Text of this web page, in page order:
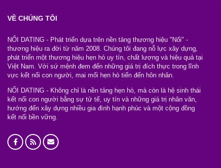
VỀ CHÚNG TÔI
NỐI DATING - Phát triển dựa trên nền tảng thương hiệu "Nối" -
thương hiệu ra đời từ năm 2008. Chúng tôi đang nỗ lực xây dựng,
phát triển một thương hiệu hẹn hò uy tín, chất lượng và hiệu quả tại
Việt Nam. Với sứ mệnh đem đến những giá trị đích thực trong lĩnh
vực kết nối con người, mai mối hẹn hò tiến đến hôn nhân.
NỐI DATING - Không chỉ là nền tảng hẹn hò, mà còn là hệ sinh thái
kết nối con người bằng sự tử tế, uy tín và những giá trị nhân văn,
hướng đến xây dựng nhiều gia đình hạnh phúc và một cộng đồng
kết nối bền vững.